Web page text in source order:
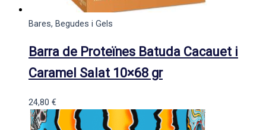
Bares, Begudes i Gels
Barra de Proteïnes Batuda Cacauet i
Caramel Salat 10×68 gr
24,80 €